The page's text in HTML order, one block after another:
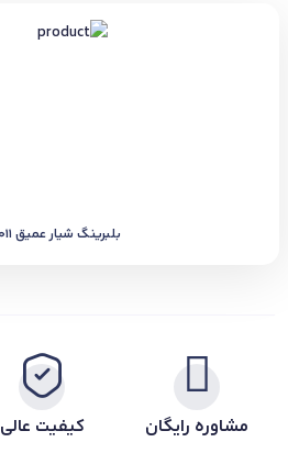
بلبرینگ شیار عمیق SKF 16011
مشاوره رایگان کیفیت عالی